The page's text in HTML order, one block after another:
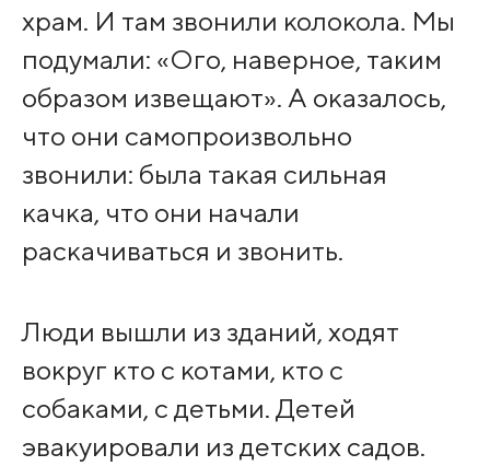
храм. И там звонили колокола. Мы
подумали: «Ого, наверное, таким
образом извещают». А оказалось,
что они самопроизвольно
звонили: была такая сильная
качка, что они начали
раскачиваться и звонить.
Люди вышли из зданий, ходят
вокруг кто с котами, кто с
собаками, с детьми. Детей
эвакуировали из детских садов.